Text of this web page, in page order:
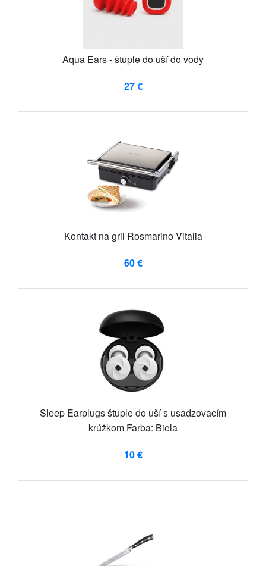
Aqua Ears - štuple do uší do vody
27 €
Kontakt na gril Rosmarino Vitalia
60 €
Sleep Earplugs štuple do uší s usadzovacím
krúžkom Farba: Biela
10 €